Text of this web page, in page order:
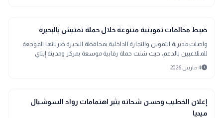
location_city
بحراوي
ضبط مخالفات تموينية متنوعة خلال حملة تفتيش بالبحيرة
واصلت مديرية التموين والتجارة الداخلية بمحافظة البحيرة ضرباتها الموجعة
للمتلاعبين بالدعم، حيث شنت حملة رقابية موسعة بمركز ومدينة إيتاي
البارود، أسفرت
schedule4 مارس 2026
sports_soccer
رياضة
إعلان الخطيب وحسن شحاته يثير اهتمامات رواد السوشيال
ميديا